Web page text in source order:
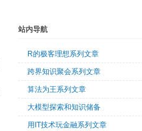
站内导航
R的极客理想系列文章
跨界知识聚会系列文章
算法为王系列文章
大模型探索和知识储备
用IT技术玩金融系列文章